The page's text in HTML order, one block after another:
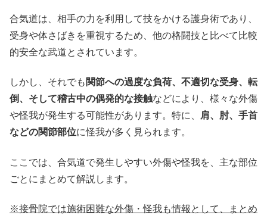
合気道は、相手の力を利用して技をかける護身術であり、
受身や体さばきを重視するため、他の格闘技と比べて比較
的安全な武道とされています。
しかし、それでも 関節への過度な負荷、不適切な受身、転
倒、そして稽古中の偶発的な接触などにより、様々な外傷
や怪我が発生する可能性があります。特に、
肩、肘、手首
などの関節部位に怪我が多く見られます。
ここでは、合気道で発生しやすい外傷や怪我を、主な部位
ごとにまとめて解説します。
※接骨院では施術困難な外傷・怪我も情報として、まとめ